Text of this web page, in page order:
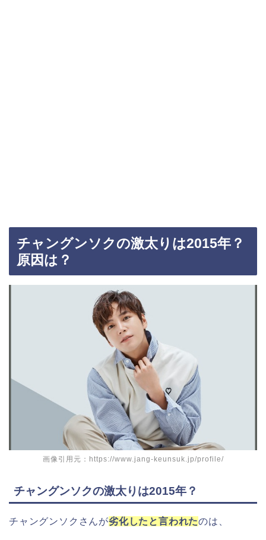
チャングンソクの激太りは2015年？
原因は？
画像引用元：https://www.jang-keunsuk.jp/profile/
チャングンソクの激太りは2015年？
チャングンソクさんが劣化したと言われたのは、